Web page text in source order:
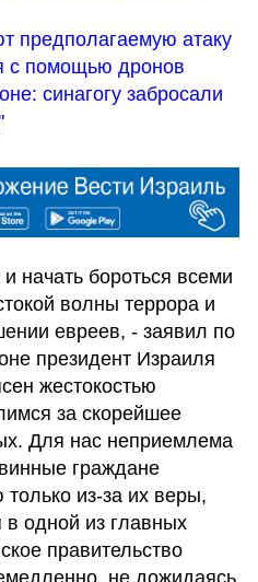
предполагаемую атаку
с помощью дронов
синагогу забросали
начать бороться всеми
волны террора и
евреев, - заявил по
президент Израиля
жестокостью
за скорейшее
Для нас неприемлема
граждане
из-за их веры,
одной из главных
правительство
не дожидаясь